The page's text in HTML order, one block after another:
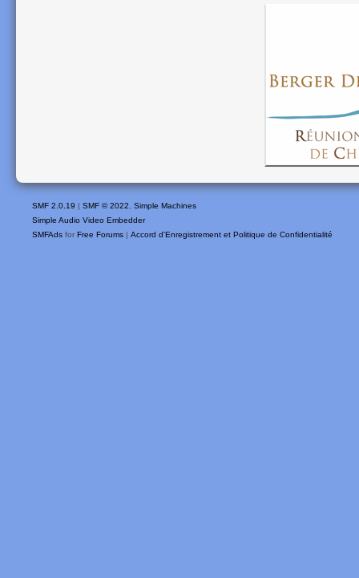
SMF 2.0.19 SMF © 2022, Simple Machines
Simple Audio Video Embedder
SMFAds for Free Forums Accord d'Enregistrement et Politique de Confidentialité